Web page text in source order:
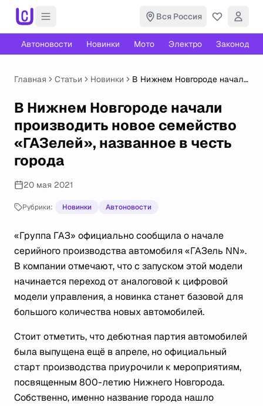
Вся Россия
Автоновости Новинки Мото Электро
Главная Статьи Новинки
В Нижнем Новгороде начали
семейство «ГАЗелей»,
названное в честь города
В Нижнем Новгороде начали
производить новое семейство
«ГАЗелей», названное в честь
города
20 мая 2021
Рубрики: Новинки Автоновости
«Группа ГАЗ» официально сообщила о начале
серийного производства автомобиля «ГАЗель NN».
В компании отмечают, что с запуском этой модели
начинается переход от аналоговой к цифровой
модели управления, а новинка станет базовой для
большого количества новых автомобилей.
Стоит отметить, что дебютная партия автомобилей
была выпущена ещё в апреле, но официальный
старт производства приурочили к мероприятиям,
посвященным 800-летию Нижнего Новгорода.
Собственно, именно название города нашло